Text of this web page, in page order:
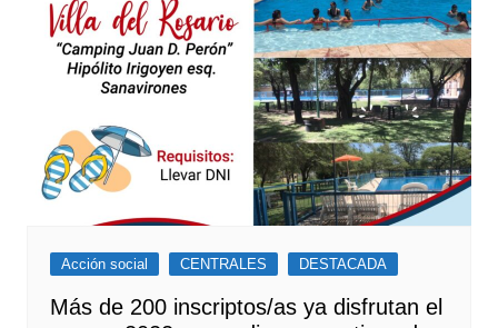
Acción social CENTRALES DESTACADA
Más de 200 inscriptos/as ya disfrutan el